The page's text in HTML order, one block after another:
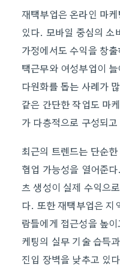
재택부업은 온라인 마
있다. 모바일 중심의 소
가정에서도 수익을 창
택근무와 여성부업이
다원화를 돕는 사례가
같은 간단한 작업도 마
가 다층적으로 구성되
최근의 트렌드는 단순
협업 가능성을 열어준
츠 생성이 실제 수익으
다. 또한 재택부업은 지
람들에게 접근성을 높
케팅의 실무 기술 습득
진입 장벽을 낮추고 있